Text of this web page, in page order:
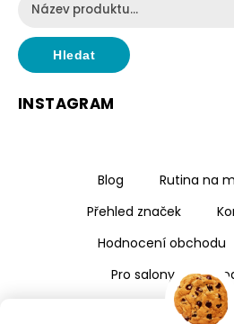
Hledat
INSTAGRAM
Blog
Rutina na
Přehled značek
Hodnocení obchodu
Pro salony a